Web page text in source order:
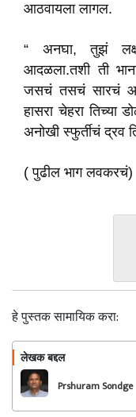
आठवायला लागल.
“ अनघा, तुझं
आदळला.तशी ती
जसचं तसचं सारचं
हासरा चेहरा तिच्या
अनोखी स्फुर्तीचं द्रव
( पुढील भाग लवकरचं)
हे पुस्तक सामायिक करा:
लेखक बद्दल
Prshuram Sondge